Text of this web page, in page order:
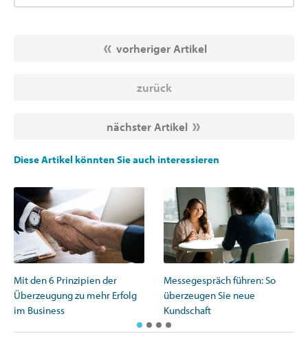
vorheriger Artikel
zurück
nächster Artikel
Diese Artikel könnten Sie auch interessieren
Mit den 6 Prinzipien der
Überzeugung zu mehr Erfolg
im Business
Messegespräch führen: So
überzeugen Sie neue
Kundschaft